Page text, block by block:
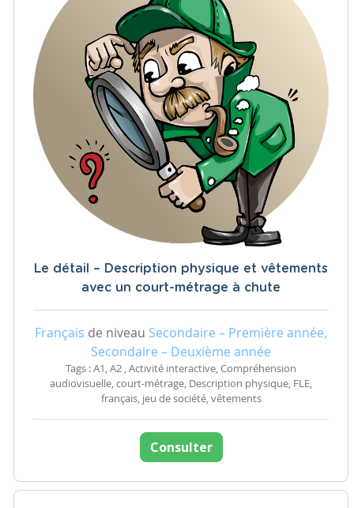
Le détail – Description physique et vêtements
avec un court-métrage à chute
Français de niveau Secondaire – Première année,
Secondaire – Deuxième année
Tags : A1, A2 , Activité interactive, Compréhension
audiovisuelle, court-métrage, Description physique, FLE,
français, jeu de société, vêtements
Consulter